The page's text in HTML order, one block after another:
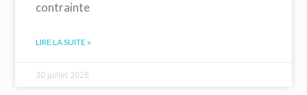
contrainte
LIRE LA SUITE »
30 juillet 2026